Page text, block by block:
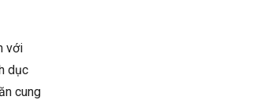
với
dục
cung